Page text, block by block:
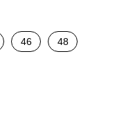
46 48